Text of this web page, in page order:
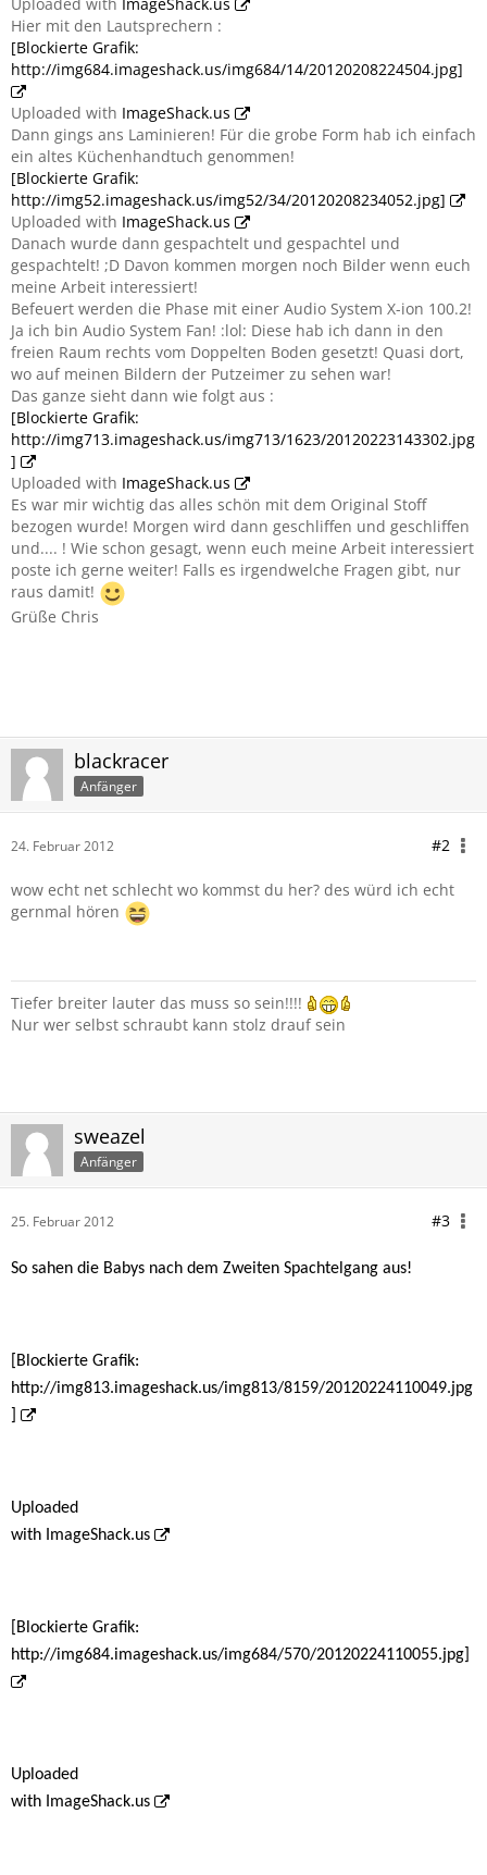
Hier mit den Lautsprechern :
[Blockierte Grafik:
http://img684.imageshack.us/img684/14/20120208224504.jpg]
Uploaded with ImageShack.us
Dann gings ans Laminieren! Für die grobe Form hab ich einfach
ein altes Küchenhandtuch genommen!
[Blockierte Grafik:
http://img52.imageshack.us/img52/34/20120208234052.jpg]
Uploaded with ImageShack.us
Danach wurde dann gespachtelt und gespachtel und
gespachtelt! ;D Davon kommen morgen noch Bilder wenn euch
meine Arbeit interessiert!
Befeuert werden die Phase mit einer Audio System X-ion 100.2!
Ja ich bin Audio System Fan! :lol: Diese hab ich dann in den
freien Raum rechts vom Doppelten Boden gesetzt! Quasi dort,
wo auf meinen Bildern der Putzeimer zu sehen war!
Das ganze sieht dann wie folgt aus :
[Blockierte Grafik:
http://img713.imageshack.us/img713/1623/20120223143302.jpg
]
Uploaded with ImageShack.us
Es war mir wichtig das alles schön mit dem Original Stoff
bezogen wurde! Morgen wird dann geschliffen und geschliffen
und.... ! Wie schon gesagt, wenn euch meine Arbeit interessiert
poste ich gerne weiter! Falls es irgendwelche Fragen gibt, nur
raus damit!
Grüße Chris
blackracer
Anfänger
24. Februar 2012 #2
wow echt net schlecht wo kommst du her? des würd ich echt
gernmal hören
Tiefer breiter lauter das muss so sein!!!!
Nur wer selbst schraubt kann stolz drauf sein
sweazel
Anfänger
25. Februar 2012 #3
So sahen die Babys nach dem Zweiten Spachtelgang aus!
[Blockierte Grafik:
http://img813.imageshack.us/img813/8159/20120224110049.jpg
Uploaded
with ImageShack.us
[Blockierte Grafik:
http://img684.imageshack.us/img684/570/20120224110055.jpg]
Uploaded
with ImageShack.us